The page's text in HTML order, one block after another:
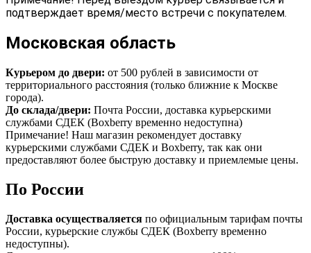
подтверждает время/место встречи с покупателем.
Московская область
Курьером до двери: от 500 рублей в зависимости от
территориального расстояния (только ближние к Москве
города).
До склада/двери: Почта России, доставка курьерскими
службами СДЕК (Boxberry временно недоступна)
Примечание! Наш магазин рекомендует доставку
курьерскими службами СДЕК и Boxberry, так как они
предоставляют более быструю доставку и приемлемые цены.
По России
Доставка осуществаляется по официальным тарифам почты
России, курьерские службы СДЕК (Boxberry временно
недоступны).